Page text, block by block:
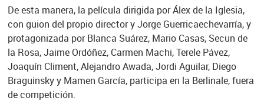
De esta manera, la película dirigida por Álex de la Iglesia,
con guion del propio director y Jorge Guerricaechevarría, y
protagonizada por Blanca Suárez, Mario Casas, Secun de
la Rosa, Jaime Ordóñez, Carmen Machi, Terele Pávez,
Joaquín Climent, Alejandro Awada, Jordi Aguilar, Diego
Braguinsky y Mamen García, participa en la Berlinale, fuera
de competición.